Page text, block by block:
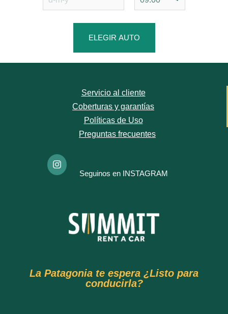
ELEGIR AUTO
Servicio al cliente
Coberturas y garantías
Políticas de Uso
Preguntas frecuentes
Seguinos en INSTAGRAM
La Patagonia te espera ¿Listo para
conducirla?